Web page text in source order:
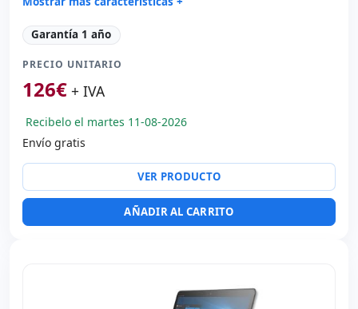
Connectivity: RJ-45 · WIFI · Bluetooth · 4G
Sonido: Bang Olufsen
Red: Intel Ethernet Connection I219-LM
Puertos: 2x USB 3.0 · USB-C
Puertos de vídeo: VGA · HDMI
Multimedia:
Específico portátil: Idioma teclado Internacional
(pegatinas Español)
Otros: Embalaje hR
34x23.7x2.1 cm.
Garantía 1 año
PRECIO UNITARIO
126€ + IVA
Recibelo el martes 11-08-2026
Envío gratis
VER PRODUCTO
AÑADIR AL CARRITO